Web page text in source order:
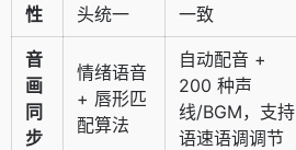
性
头统一
一致
音
画
同
步
情绪语音
+ 唇形匹
配算法
自动配音 +
200 种声
线/BGM，支持
语速语调调节